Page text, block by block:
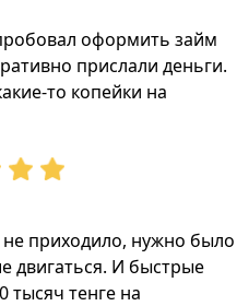
оформить займ
прислали деньги.
то копейки на
не приходило, нужно было
двигаться. И быстрые
тенге на